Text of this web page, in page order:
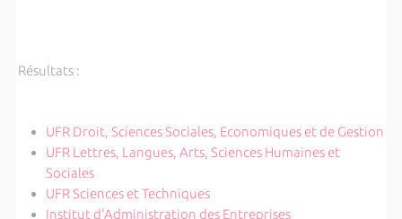
Résultats :
UFR Droit, Sciences Sociales, Economiques et de Gestion
UFR Lettres, Langues, Arts, Sciences Humaines et
Sociales
UFR Sciences et Techniques
Institut d'Administration des Entreprises